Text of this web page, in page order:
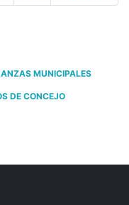
MUNICIPALES
DE CONCEJO